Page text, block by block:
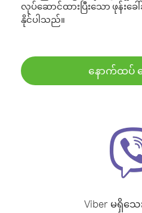
လုပ်ဆောင်ထားပြီးသော ဖုန်းခ
နိုင်ပါသည်။
နောက်ထပ် န
Viber မရှိသေ